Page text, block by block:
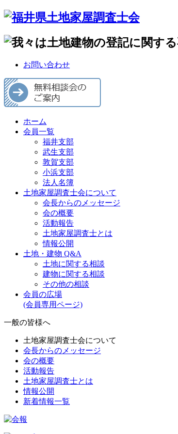
お問い合わせ
ホーム
会員一覧
福井支部
武生支部
敦賀支部
小浜支部
法人名簿
土地家屋調査士会について
会長からのメッセージ
会の概要
活動報告
土地家屋調査士とは
情報公開
土地・建物 Q&A
土地に関する相談
建物に関する相談
その他の相談
会員の広場
(会員専用ページ)
一般の皆様へ
土地家屋調査士会について
会長からのメッセージ
会の概要
活動報告
土地家屋調査士とは
情報公開
新着情報一覧